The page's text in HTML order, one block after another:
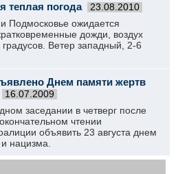
теплая погода 23.08.2010
Подмосковье ожидается
дожди, воздух
Ветер западный, 2-6
Днем памяти жертв
16.07.2009
заседании в четверг после
чтении
объявить 23 августа днем
нацизма.